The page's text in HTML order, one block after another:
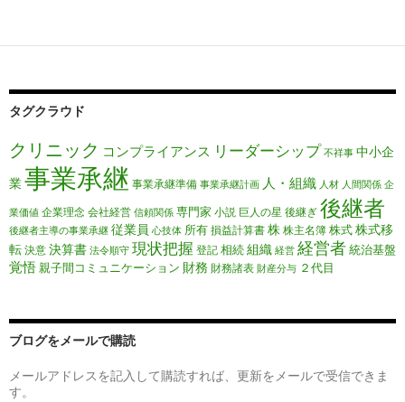
タグクラウド
クリニック コンプライアンス リーダーシップ 不祥事 中小企
業事業承継 事業承継準備 事業承継計画 人・組織 人材 人間関係 企
業価値 企業理念 会社経営 信頼関係 専門家 小説 巨人の星 後継ぎ 後継者
後継者主導の事業承継 従業員 心技体 所有 損益計算書 株 株主名簿 株式株式移
転 決意 決算書 法令順守 現状把握 登記 相続組織 経営 経営者統治基盤
覚悟親子間コミュニケーション 財務 財務諸表 財産分与 ２代目
ブログをメールで購読
メールアドレスを記入して購読すれば、更新をメールで受信できま
す。